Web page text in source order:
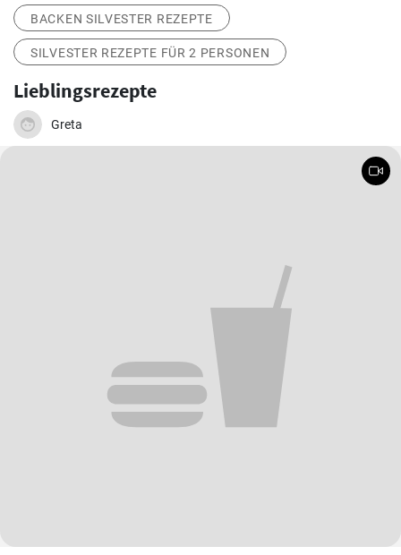
BACKEN SILVESTER REZEPTE
SILVESTER REZEPTE FÜR 2 PERSONEN
Lieblingsrezepte
Greta